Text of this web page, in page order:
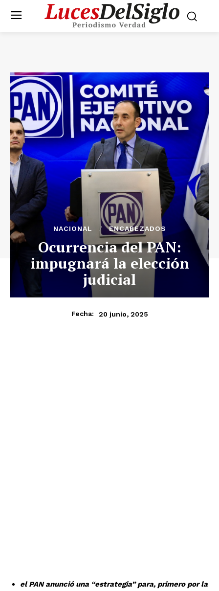
NACIONAL ENCABEZADOS
Ocurrencia del PAN:
impugnará la elección
judicial
Fecha: 20 junio, 2025
el PAN anunció una “estrategia” para, primero por la